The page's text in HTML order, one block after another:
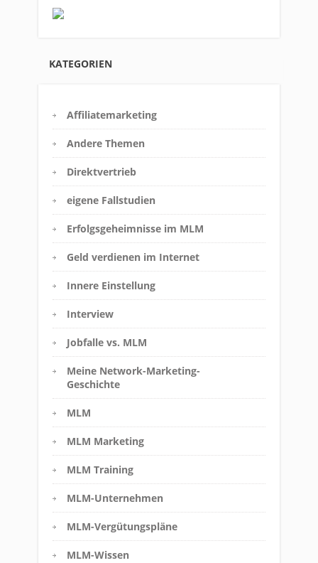
KATEGORIEN
Affiliatemarketing
Andere Themen
Direktvertrieb
eigene Fallstudien
Erfolgsgeheimnisse im MLM
Geld verdienen im Internet
Innere Einstellung
Interview
Jobfalle vs. MLM
Meine Network-Marketing-
Geschichte
MLM
MLM Marketing
MLM Training
MLM-Unternehmen
MLM-Vergütungspläne
MLM-Wissen